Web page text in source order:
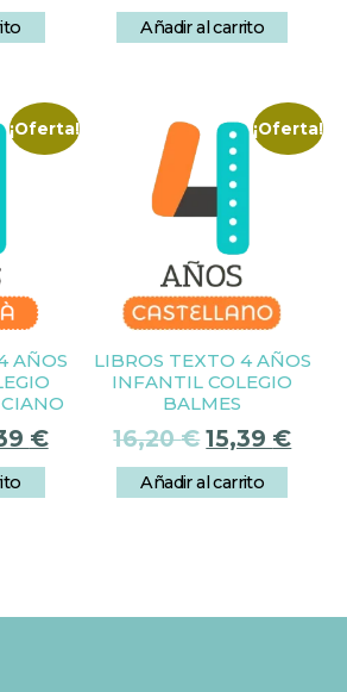
Añadir al carrito
¡Oferta!
AÑOS
€
¡Oferta!
LIBROS TEXTO 4 AÑOS
INFANTIL COLEGIO
BALMES
16,20€ 15,39 €
Añadir al carrito